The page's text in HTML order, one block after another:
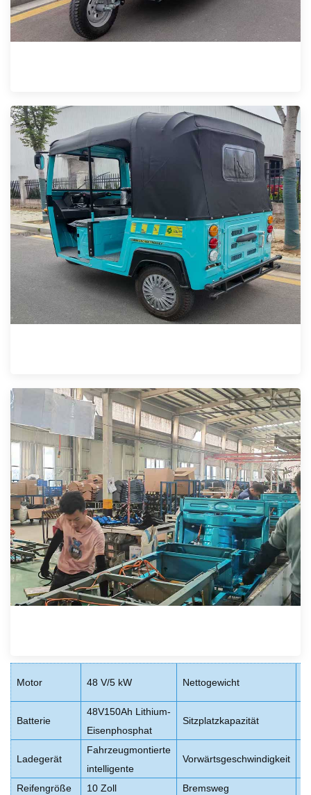
Motor 48 V/5 kW Nettogewicht
Batterie
48V150Ah Lithium-
Eisenphosphat
Sitzplatzkapazität
Ladegerät
Fahrzeugmontierte
intelligente
Vorwärtsgeschwindigkeit
Reifengröße
10 Zoll Bremsweg